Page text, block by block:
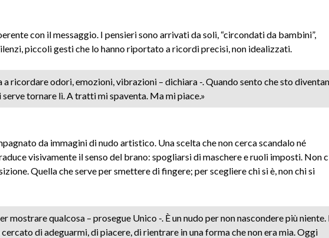
con il messaggio. I pensieri sono arrivati da soli, “circondati da bambini”,
piccoli gesti che lo hanno riportato a ricordi precisi, non idealizzati.
a ricordare odori, emozioni, vibrazioni – dichiara -. Quando sento che sto
tornare lì. A tratti mi spaventa. Ma mi piace.»
da immagini di nudo artistico. Una scelta che non cerca scandalo né
visivamente il senso del brano: spogliarsi di maschere e ruoli imposti. Non
Quella che serve per smettere di fingere; per scegliere chi si è, non chi si
mostrare qualcosa – prosegue Unico -. È un nudo per non nascondere più niente.
di adeguarmi, di piacere, di rientrare in una forma che non era mia. Oggi